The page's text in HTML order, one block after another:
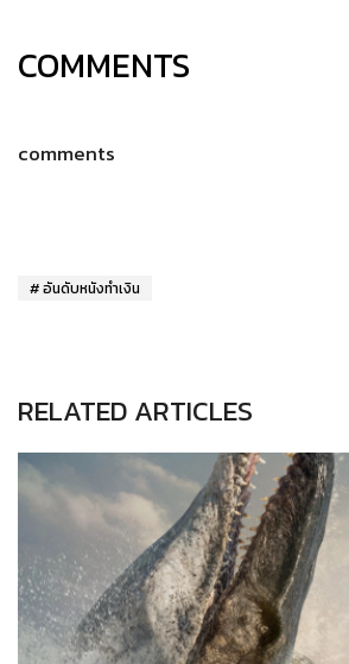
COMMENTS
comments
อันดับหนังทำเงิน
RELATED ARTICLES